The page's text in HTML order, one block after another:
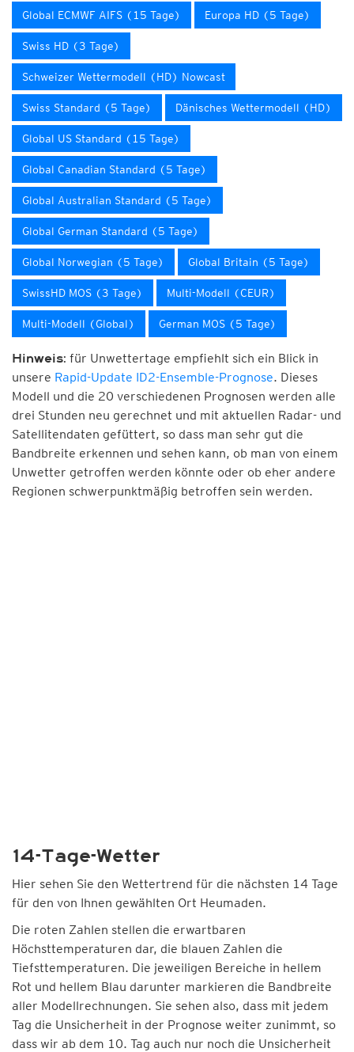
Global ECMWF AIFS (15 Tage) Europa HD (5 Tage)
Swiss HD (3 Tage)
Schweizer Wettermodell (HD) Nowcast
Swiss Standard (5 Tage) Dänisches Wettermodell (HD)
Global US Standard (15 Tage)
Global Canadian Standard (5 Tage)
Global Australian Standard (5 Tage)
Global German Standard (5 Tage)
Global Norwegian (5 Tage) Global Britain (5 Tage)
SwissHD MOS (3 Tage) Multi-Modell (CEUR)
Multi-Modell (Global) German MOS (5 Tage)
Hinweis: für Unwettertage empfiehlt sich ein Blick in
unsere Rapid-Update ID2-Ensemble-Prognose. Dieses
Modell und die 20 verschiedenen Prognosen werden alle
drei Stunden neu gerechnet und mit aktuellen Radar- und
Satellitendaten gefüttert, so dass man sehr gut die
Bandbreite erkennen und sehen kann, ob man von einem
Unwetter getroffen werden könnte oder ob eher andere
Regionen schwerpunktmäßig betroffen sein werden.
14-Tage-Wetter
Hier sehen Sie den Wettertrend für die nächsten 14 Tage
für den von Ihnen gewählten Ort Heumaden.
Die roten Zahlen stellen die erwartbaren
Höchsttemperaturen dar, die blauen Zahlen die
Tiefsttemperaturen. Die jeweiligen Bereiche in hellem
Rot und hellem Blau darunter markieren die Bandbreite
aller Modellrechnungen. Sie sehen also, dass mit jedem
Tag die Unsicherheit in der Prognose weiter zunimmt, so
dass wir ab dem 10. Tag auch nur noch die Unsicherheit